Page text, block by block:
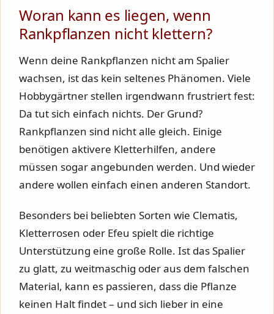
Woran kann es liegen, wenn
Rankpflanzen nicht klettern?
Wenn deine Rankpflanzen nicht am Spalier
wachsen, ist das kein seltenes Phänomen. Viele
Hobbygärtner stellen irgendwann frustriert fest:
Da tut sich einfach nichts. Der Grund?
Rankpflanzen sind nicht alle gleich. Einige
benötigen aktivere Kletterhilfen, andere
müssen sogar angebunden werden. Und wieder
andere wollen einfach einen anderen Standort.
Besonders bei beliebten Sorten wie Clematis,
Kletterrosen oder Efeu spielt die richtige
Unterstützung eine große Rolle. Ist das Spalier
zu glatt, zu weitmaschig oder aus dem falschen
Material, kann es passieren, dass die Pflanze
keinen Halt findet – und sich lieber in eine